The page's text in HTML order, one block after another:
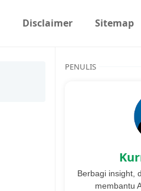
Disclaimer Sitemap
PENULIS
Berbagi insight,
membantu